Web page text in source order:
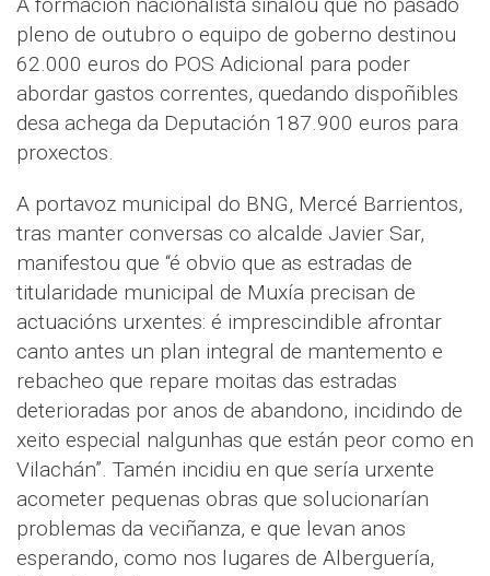
pleno de outubro o equipo de goberno destinou
62.000 euros do POS Adicional para poder
abordar gastos correntes, quedando dispoñibles
desa achega da Deputación 187.900 euros para
proxectos.
A portavoz municipal do BNG, Mercé Barrientos,
tras manter conversas co alcalde Javier Sar,
manifestou que “é obvio que as estradas de
titularidade municipal de Muxía precisan de
actuacións urxentes: é imprescindible afrontar
canto antes un plan integral de mantemento e
rebacheo que repare moitas das estradas
deterioradas por anos de abandono, incidindo de
xeito especial nalgunhas que están peor como en
Vilachán”. Tamén incidiu en que sería urxente
acometer pequenas obras que solucionarían
problemas da veciñanza, e que levan anos
esperando, como nos lugares de Alberguería,